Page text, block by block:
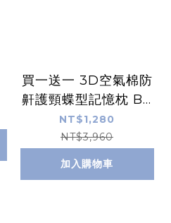
買一送一 3D空氣棉防
鼾護頸蝶型記憶枕 B0
0026*2
NT$1,280
NT$3,960
加入購物車